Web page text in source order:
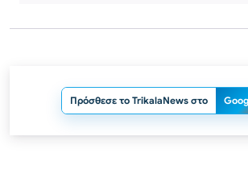
Πρόσθεσε το TrikalaNews στο